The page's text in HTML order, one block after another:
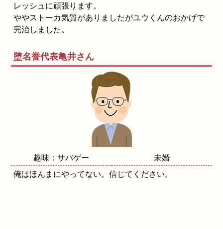
レッシュに頑張ります。
ややストーカ気質がありましたがユウくんのおかげで
完治しました。
堕名誉代表亀井さん
趣味：サバゲー
未婚
俺はほんまにやってない。信じてください。